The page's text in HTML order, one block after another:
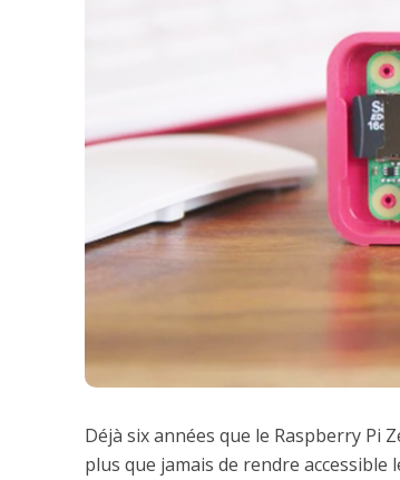
Déjà six années que le Raspberry
plus que jamais de rendre